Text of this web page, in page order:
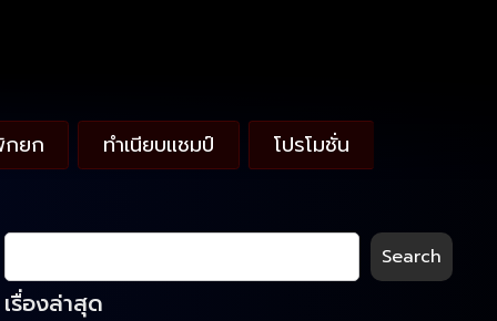
ยก ทำเนียบแชมป์ โปรโมชั่น
Search
เรื่องล่าสุด